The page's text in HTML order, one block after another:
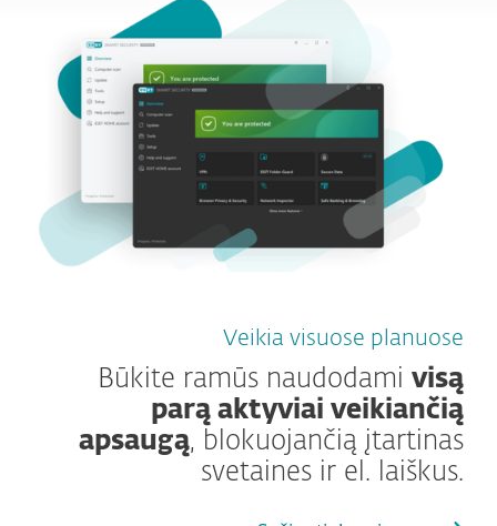
Veikia visuose planuose
Būkite ramūs naudodami visą
parą aktyviai veikiančią
apsaugą, blokuojančią įtartinas
svetaines ir el. laiškus.